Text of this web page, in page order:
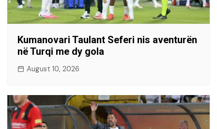
Kumanovari Taulant Seferi nis aventurën
në Turqi me dy gola
August 10, 2026